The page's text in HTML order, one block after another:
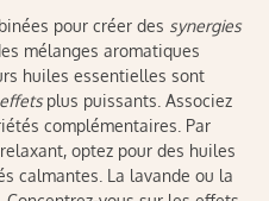
pour créer des synergies
mélanges aromatiques
huiles essentielles sont
effets plus puissants. Associez
complémentaires. Par
optez pour des huiles
calmantes. La lavande ou la